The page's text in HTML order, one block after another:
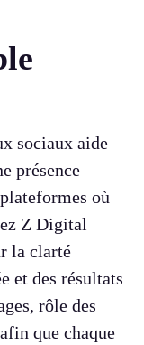
sociaux aide
présence
où
Z Digital
la clarté
et des résultats
rôle des
que chaque